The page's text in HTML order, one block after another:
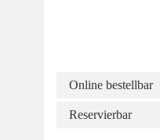
Online bestellbar
Reservierbar